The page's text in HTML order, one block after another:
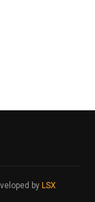
by LSX